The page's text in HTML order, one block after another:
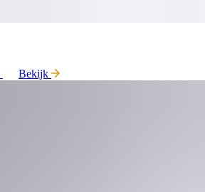
Bekijk